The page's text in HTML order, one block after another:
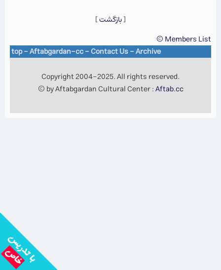
[بازگشت]
Members List ©
top-Aftabgardan-cc-Contact Us -Archive
Copyright 2004-2025. All rights reserved.
© by Aftabgardan Cultural Center :Aftab.cc